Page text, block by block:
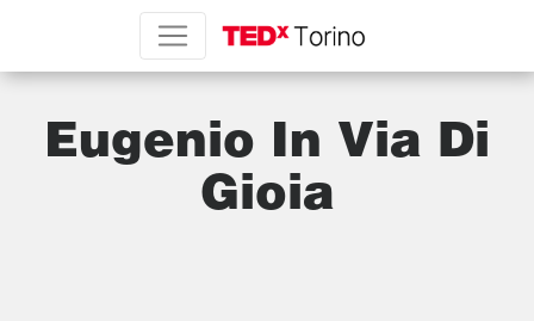
Eugenio In Via Di
Gioia